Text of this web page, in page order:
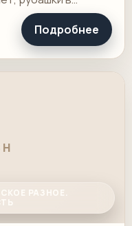
и цепи в хорошем.
Подробнее
РАЗНОЕ.